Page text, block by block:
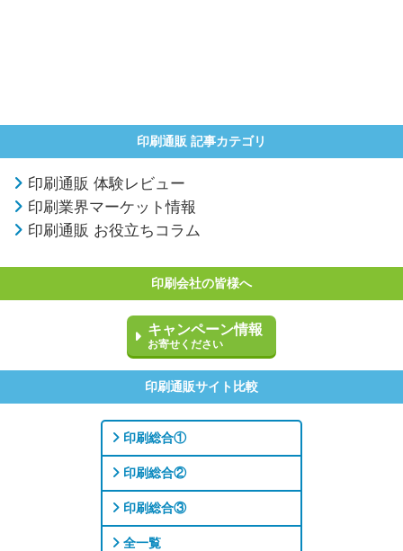
印刷通販 記事カテゴリ
印刷通販 体験レビュー
印刷業界マーケット情報
印刷通販 お役立ちコラム
印刷会社の皆様へ
キャンペーン情報
お寄せください
印刷通販サイト比較
印刷総合①
印刷総合②
印刷総合③
全一覧